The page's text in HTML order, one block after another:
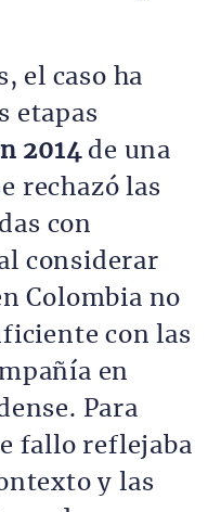
el caso ha
etapas
2014de una
rechazó las
con
considerar
Colombia no
con las
en
Para
fallo reflejaba
y las